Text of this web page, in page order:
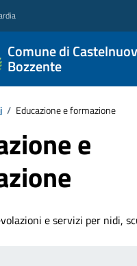
Comune di
Bozzente
/ Educazione e formazione
e
e servizi per nidi,